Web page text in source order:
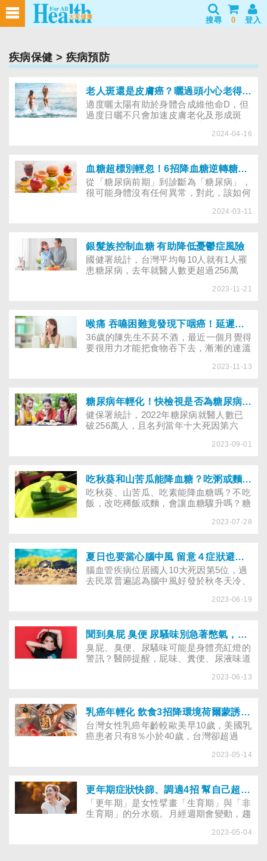
搜尋 0 登入
疾病保健 > 疾病預防
老人斑還是皮膚癌？曬過頭小心老得快還會致癌
適度曬太陽有助於身體合成維他命D，但
過度日曬不只會加速皮膚老化及形成斑
面對這些斑斑點點，究竟該如何分辨哪些
才能預防皮膚癌？
2024-04-16
血糖超標別輕忽！6招降血糖逆轉糖尿病前期
從「糖尿病前期」到診斷為「糖尿病」，
很可能身體沒有任何異常，對此，該如何
提醒，從以下事情做起，逆轉血糖異常不
2024-03-11
銀髮族控制血糖 有助降低憂鬱症風險
國健署統計，台灣平均每10人就有1人罹
患糖尿病，去年就醫人數更超過256萬
歲以上長者，可對大腦健康產生正面影
2023-11-21
喉痛 吞嚥困難竟發現下咽癌！延遲發現恐氣切或轉移至頸部
36歲的陳先生不菸不酒，最近一個月覺得
要很用力才能把食物吞下去，漸漸的連溫
醒他去醫院檢查，切片結果竟顯示為「下
2023-11-13
糖尿病年輕化！快檢視是否為糖尿病前期
健保署統計，2022年糖尿病就醫人數已
破256萬人，且名列當年十大死因第六
期就達到「糖尿病前期」，所幸前期仍有
對高血糖保持警覺，及早調整為健康的生
活方式，才能遠離糖尿病威脅。
2023-09-01
吃秋葵和山苦瓜能降血糖？吃粥或麵易讓血糖升高？
吃秋葵、山苦瓜、吃素能降血糖嗎？不吃
飯，改吃稀飯或麵，會讓血糖驟升嗎？糖
2023-07-28
夏日也要當心腦中風 留意４症狀避免猝死和失能
腦血管疾病位居國人10大死因第5位，過
去民眾普遍認為腦中風好發於秋冬天冷、
夏季悶熱，容易流汗、加上許多民眾天氣
收縮，進而導致腦中風！
2023-06-19
聞到臭屁 臭便 尿騷味別急著憋氣，氣味藏大腸癌 泌尿道感染警訊
臭屁、臭便、尿騷味可能是身體亮紅燈的
警訊？醫師提醒，屁味、糞便、尿液味道
改善惡臭，並合併體重減輕、血便、血尿
2023-06-13
乳癌年輕化 飲食3招降環境荷爾蒙誘發癌症
台灣女性乳癌年齡較歐美早10歲，美國乳
癌患者只有8％小於40歲，台灣卻超過
癌提早找上門？醫師建議改變3個飲食習
2023-05-14
更年期症狀快篩、調適4招 幫自己超前部署
「更年期」是女性擘畫「生育期」與「非
生育期」的分水嶺。月經週期會變動，趨
潮紅、盜汗、失眠、煩躁或憂鬱、變胖。
2023-05-04